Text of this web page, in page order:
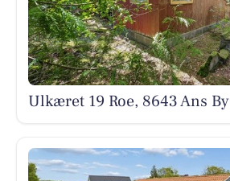
Ulkæret 19 Roe, 8643 Ans By